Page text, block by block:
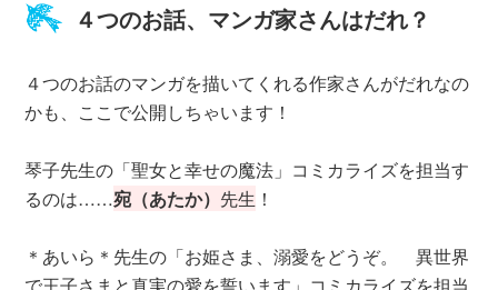
４つのお話、マンガ家さんはだれ？
４つのお話のマンガを描いてくれる作家さんがだれなの
かも、ここで公開しちゃいます！
琴子先生の「聖女と幸せの魔法」コミカライズを担当す
るのは……宛（あたか） 先生 ！
＊あいら＊先生の「お姫さま、溺愛をどうぞ。 異世界